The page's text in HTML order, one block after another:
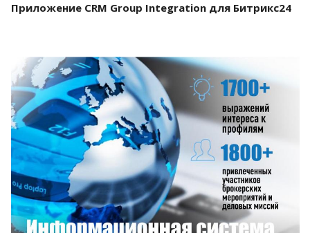
Приложение CRM Group Integration для Битрикс24
Смотреть проект